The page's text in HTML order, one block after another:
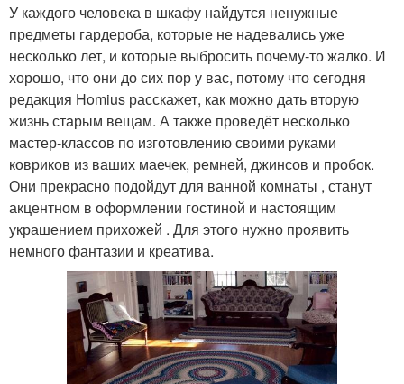
У каждого человека в шкафу найдутся ненужные
предметы гардероба, которые не надевались уже
несколько лет, и которые выбросить почему-то жалко. И
хорошо, что они до сих пор у вас, потому что сегодня
редакция Homius расскажет, как можно дать вторую
жизнь старым вещам. А также проведёт несколько
мастер-классов по изготовлению своими руками
ковриков из ваших маечек, ремней, джинсов и пробок.
Они прекрасно подойдут для ванной комнаты , станут
акцентном в оформлении гостиной и настоящим
украшением прихожей . Для этого нужно проявить
немного фантазии и креатива.